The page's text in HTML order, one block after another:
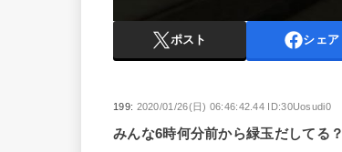
ポスト シェア
199: 2020/01/26(日) 06:46:42.44 ID:30Uosudi0
みんな6時何分前から緑玉だしてる？